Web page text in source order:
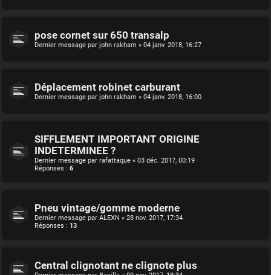
pose cornet sur 650 transalp
Dernier message par john rakham « 04 janv. 2018, 16:27
Déplacement robinet carburant
Dernier message par john rakham « 04 janv. 2018, 16:00
SIFFLEMENT IMPORTANT ORIGINE
INDETERMINEE ?
Dernier message par rafattaque « 03 déc. 2017, 00:19
Réponses : 6
Pneu vintage/gomme moderne
Dernier message par ALEXN « 28 nov. 2017, 17:34
Réponses : 13
Central clignotant ne clignote plus